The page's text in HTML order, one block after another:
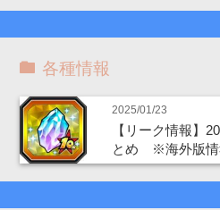
各種情報
2025/01/23
【リーク情報】
とめ ※海外版情